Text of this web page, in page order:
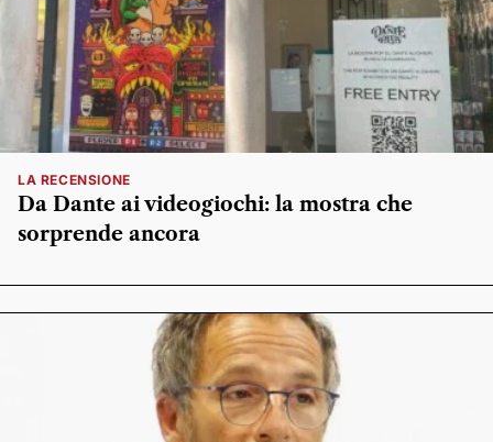
LA RECENSIONE
Da Dante ai videogiochi: la mostra che
sorprende ancora